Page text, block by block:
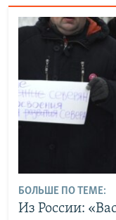
БОЛЬШЕ ПО ТЕМЕ:
Из России: